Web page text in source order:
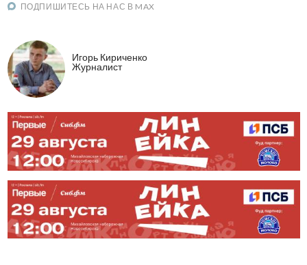
ПОДПИШИТЕСЬ НА НАС В MAX
Игорь Кириченко
Журналист